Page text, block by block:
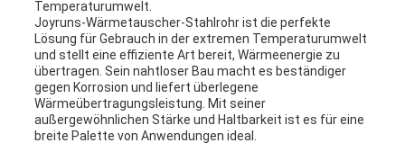
Temperaturumwelt.
Joyruns-Wärmetauscher-Stahlrohr ist die perfekte
Lösung für Gebrauch in der extremen Temperaturumwelt
und stellt eine effiziente Art bereit, Wärmeenergie zu
übertragen. Sein nahtloser Bau macht es beständiger
gegen Korrosion und liefert überlegene
Wärmeübertragungsleistung. Mit seiner
außergewöhnlichen Stärke und Haltbarkeit ist es für eine
breite Palette von Anwendungen ideal.